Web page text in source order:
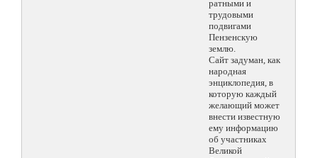
ратными и
трудовыми
подвигами
Пензенскую
землю.
Сайт задуман, как
народная
энциклопедия, в
которую каждый
желающий может
внести известную
ему информацию
об участниках
Великой